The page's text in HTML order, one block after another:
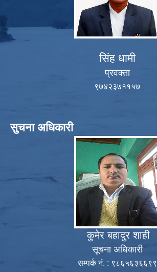
सिंह धामी
प्रवक्ता
९७४२३७११५७
सुचना अधिकारी
कुमेर बहादुर शाही
सूचना अधिकारी
सम्पर्क नं. : ९८६५६३६६९९